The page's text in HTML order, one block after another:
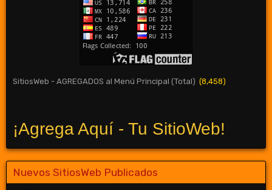
SitiosWeb - AGREGADOS al Menú Principal (Total) (8,458)
¡Agrega Aquí - Tu SitioWeb!
Nuevos SitiosWeb Publicados